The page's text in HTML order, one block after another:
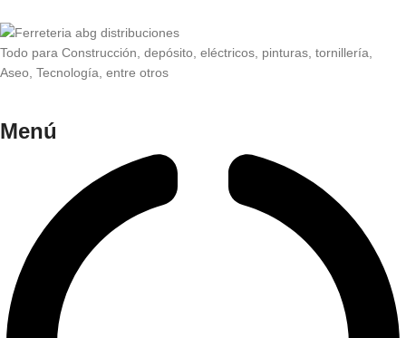
Todo para Construcción, depósito, eléctricos, pinturas, tornillería,
Aseo, Tecnología, entre otros
Menú